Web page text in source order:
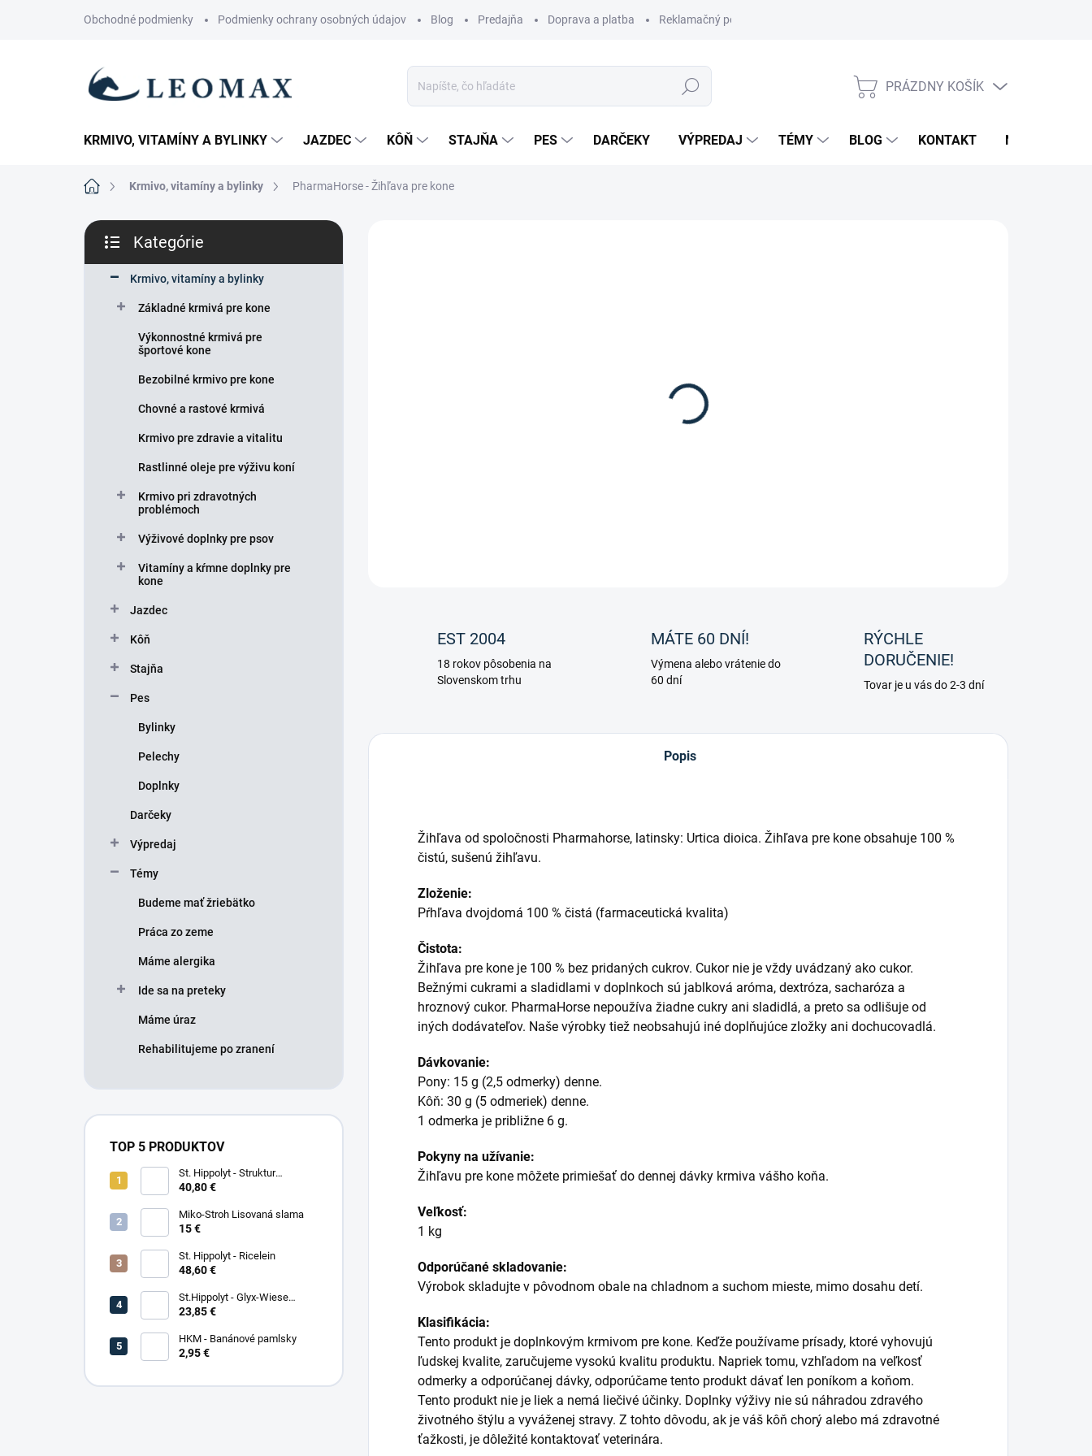
Obchodné podmienky Podmienky ochrany osobných údajov Blog Predajňa Doprava a platba Reklamačný poriadok
Hľadať
NÁKUPNÝ
PRÁZDNY KOŠÍK
KRMIVO, VITAMÍNY A BYLINKY JAZDEC KÔŇ STAJŇA PES DARČEKY VÝPREDAJ TÉMY BLOG KONTAKT NOVINKY
DomovKrmivo, vitamíny a bylinky PharmaHorse - Žihľava pre kone
B
č
kategórie
Kategórie
Krmivo, vitamíny a bylinky
Základné krmivá pre kone
Výkonnostné krmivá pre
športové kone
Bezobilné krmivo pre kone
Chovné a rastové krmivá
Krmivo pre zdravie a vitalitu
Rastlinné oleje pre výživu koní
Krmivo pri zdravotných
problémoch
Výživové doplnky pre psov
Vitamíny a kŕmne doplnky pre
kone
Jazdec
Kôň
Stajňa
Pes
Bylinky
Pelechy
Doplnky
Darčeky
Výpredaj
Témy
Budeme mať žriebätko
Práca zo zeme
Máme alergika
Ide sa na preteky
Máme úraz
Rehabilitujeme po zranení
TOP 5 PRODUKTOV
St. Hippolyt - Struktur
Energetikum
40,80 €
Miko-Stroh Lisovaná slama
15 €
St. Hippolyt - Ricelein
48,60 €
St.Hippolyt - Glyx-Wiese
Seniorfaser
23,85 €
HKM - Banánové pamlsky
2,95 €
EST 2004
18 rokov pôsobenia na
Slovenskom trhu
MÁTE 60 DNÍ!
Výmena alebo vrátenie do
60 dní
RÝCHLE
DORUČENIE!
Tovar je u vás do 2-3 dní
Popis
Žihľava od spoločnosti Pharmahorse, latinsky: Urtica dioica. Žihľava pre kone obsahuje 100 %
čistú, sušenú žihľavu.
Zloženie:
Pŕhľava dvojdomá 100 % čistá (farmaceutická kvalita)
Čistota:
Žihľava pre kone je 100 % bez pridaných cukrov. Cukor nie je vždy uvádzaný ako cukor.
Bežnými cukrami a sladidlami v doplnkoch sú jablková aróma, dextróza, sacharóza a
hroznový cukor. PharmaHorse nepoužíva žiadne cukry ani sladidlá, a preto sa odlišuje od
iných dodávateľov. Naše výrobky tiež neobsahujú iné doplňujúce zložky ani dochucovadlá.
Dávkovanie:
Pony: 15 g (2,5 odmerky) denne.
Kôň: 30 g (5 odmeriek) denne.
1 odmerka je približne 6 g.
Pokyny na užívanie:
Žihľavu pre kone môžete primiešať do dennej dávky krmiva vášho koňa.
Veľkosť:
1 kg
Odporúčané skladovanie:
Výrobok skladujte v pôvodnom obale na chladnom a suchom mieste, mimo dosahu detí.
Klasifikácia:
Tento produkt je doplnkovým krmivom pre kone. Keďže používame prísady, ktoré vyhovujú
ľudskej kvalite, zaručujeme vysokú kvalitu produktu. Napriek tomu, vzhľadom na veľkosť
odmerky a odporúčanej dávky, odporúčame tento produkt dávať len poníkom a koňom.
Tento produkt nie je liek a nemá liečivé účinky. Doplnky výživy nie sú náhradou zdravého
životného štýlu a vyváženej stravy. Z tohto dôvodu, ak je váš kôň chorý alebo má zdravotné
ťažkosti, je dôležité kontaktovať veterinára.